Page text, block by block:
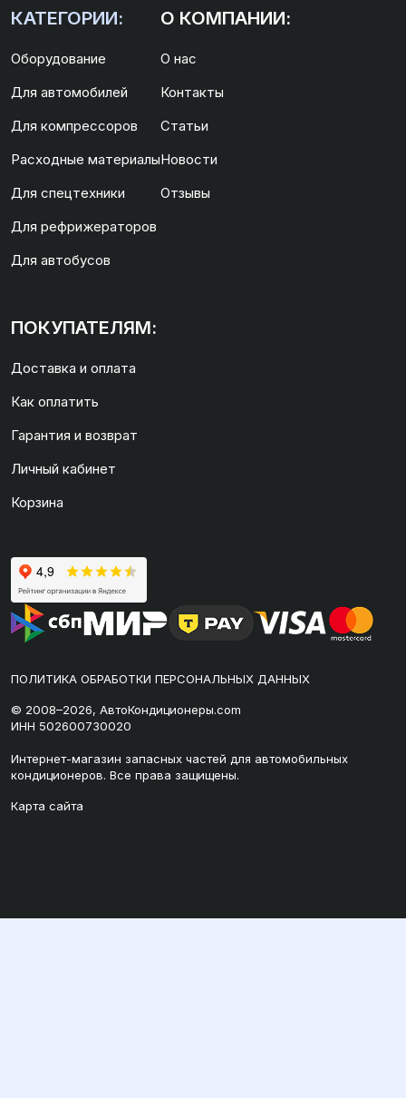
КАТЕГОРИИ:
Оборудование
Для автомобилей
Для компрессоров
Расходные материалы
Для спецтехники
Для рефрижераторов
Для автобусов
О КОМПАНИИ:
О нас
Контакты
Статьи
Новости
Отзывы
ПОКУПАТЕЛЯМ:
Доставка и оплата
Как оплатить
Гарантия и возврат
Личный кабинет
Корзина
ПОЛИТИКА ОБРАБОТКИ ПЕРСОНАЛЬНЫХ ДАННЫХ
© 2008–2026, АвтоКондиционеры.com
ИНН 502600730020
Интернет-магазин запасных частей для автомобильных
кондиционеров. Все права защищены.
Карта сайта